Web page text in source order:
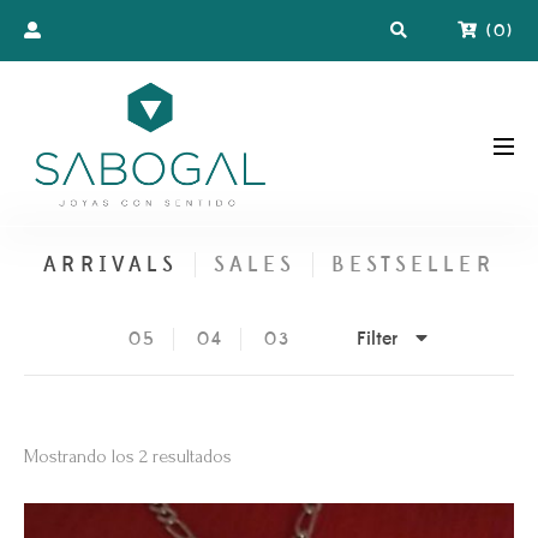
(0)
ARRIVALS SALES BESTSELLER
05 04 03 Filter
Mostrando los 2 resultados